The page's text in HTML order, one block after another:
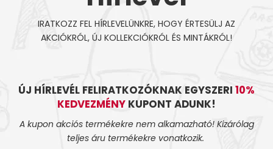
IRATKOZZ FEL HÍRLEVELÜNKRE, HOGY ÉRTESÜLJ AZ
AKCIÓKRÓL, ÚJ KOLLEKCIÓKRÓL ÉS MINTÁKRÓL!
ÚJ HÍRLEVÉL FELIRATKOZÓKNAK EGYSZERI 10%
KEDVEZMÉNY KUPONT ADUNK!
A kupon akciós termékekre nem alkamazható! Kizárólag
teljes áru termékekre vonatkozik.